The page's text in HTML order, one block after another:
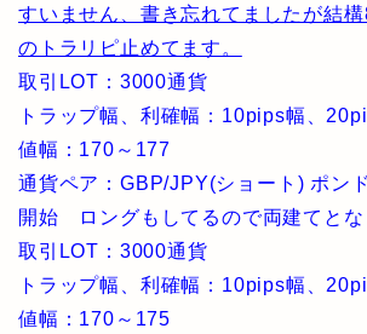
すいません、書き忘れてましたが結
のトラリピ止めてます。
取引LOT：3000通貨
トラップ幅、利確幅：10pips幅、
値幅：170～177
通貨ペア：GBP/JPY(ショート) ポ
開始 ロングもしてるので両建てとな
取引LOT：3000通貨
トラップ幅、利確幅：10pips幅、
値幅：170～175